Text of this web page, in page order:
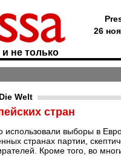
не только
26
Welt
стран
выборы в
странах партии,
Кроме того, во